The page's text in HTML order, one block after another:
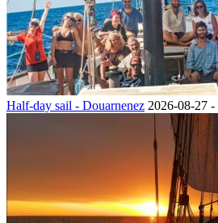
Half-day sail - Douarnenez 2026-08-27 -